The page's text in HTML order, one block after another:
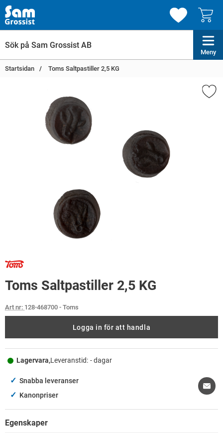
Meny
Startsidan Toms Saltpastiller 2,5 KG
Toms Saltpastiller 2,5 KG
Art nr: 128-468700 - Toms
Logga in för att handla
Lagervara,Leveranstid: - dagar
✓ Snabba leveranser
✓ Kanonpriser
Egenskaper